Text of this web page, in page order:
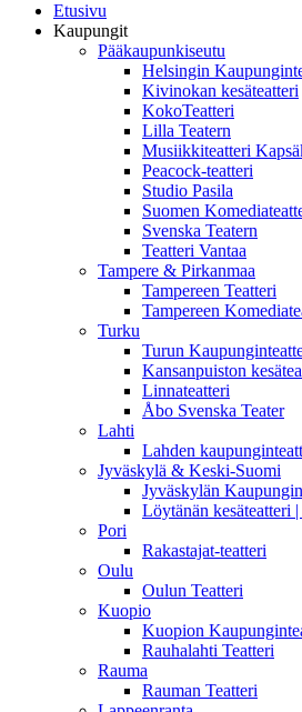
Etusivu
Kaupungit
Pääkaupunkiseutu
Helsingin
Kivinokan kesäteatteri
KokoTeatteri
Lilla Teatern
Musiikkiteatteri
Peacock-teatteri
Studio Pasila
Suomen
Svenska Teatern
Teatteri Vantaa
Tampere & Pirkanmaa
Tampereen Teatteri
Tampereen
Turku
Turun
Kansanpuiston
Linnateatteri
Åbo Svenska Teater
Lahti
Lahden
Jyväskylä & Keski-Suomi
Jyväskylän
Löytänän kesäteatteri
Pori
Rakastajat-teatteri
Oulu
Oulun Teatteri
Kuopio
Kuopion
Rauhalahti Teatteri
Rauma
Rauman Teatteri